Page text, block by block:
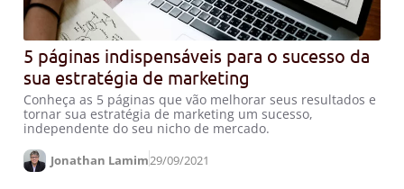
5 páginas indispensáveis para o sucesso da
sua estratégia de marketing
Conheça as 5 páginas que vão melhorar seus resultados e
tornar sua estratégia de marketing um sucesso,
independente do seu nicho de mercado.
Jonathan Lamim29/09/2021